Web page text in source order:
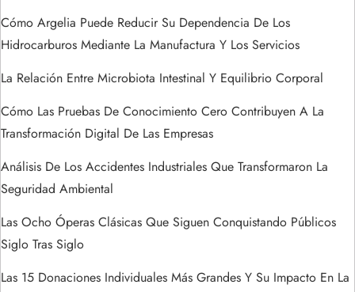
e
n
t
r
a
d
a
Cómo Argelia Puede Reducir Su Dependencia De Los
Hidrocarburos Mediante La Manufactura Y Los Servicios
La Relación Entre Microbiota Intestinal Y Equilibrio Corporal
Cómo Las Pruebas De Conocimiento Cero Contribuyen A La
Transformación Digital De Las Empresas
Análisis De Los Accidentes Industriales Que Transformaron La
Seguridad Ambiental
Las Ocho Óperas Clásicas Que Siguen Conquistando Públicos
Siglo Tras Siglo
Las 15 Donaciones Individuales Más Grandes Y Su Impacto En La